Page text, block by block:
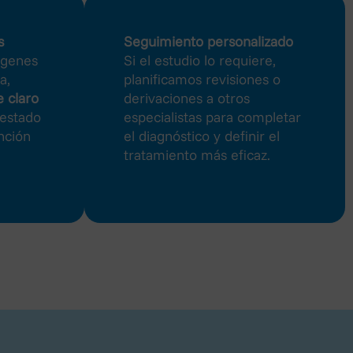
claro
Seguimiento personalizado
Si el estudio lo requiere,
planificamos revisiones o
derivaciones a otros
especialistas para completar
el diagnóstico y definir el
tratamiento más eficaz.
×
y garantía de los derechos
serán incorporados a la base
de nuestros productos y
conservados durante el